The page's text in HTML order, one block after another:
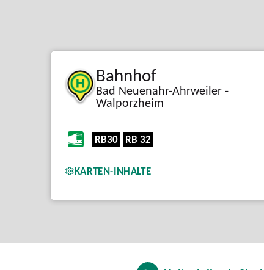
Bahnhof
Bad Neuenahr-Ahrweiler -
Walporzheim
RB30 RB 32
KARTEN-INHALTE